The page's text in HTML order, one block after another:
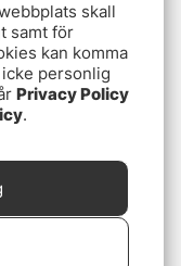
skall
samt för
kan komma
personlig
Privacy Policy
.